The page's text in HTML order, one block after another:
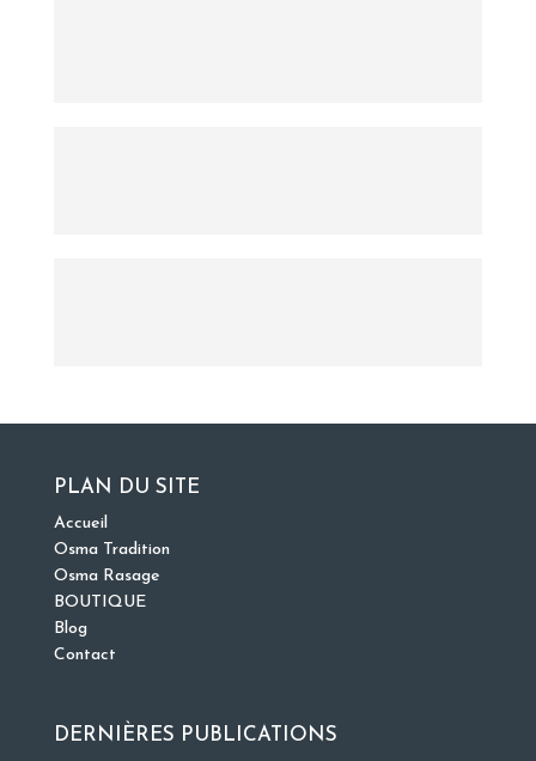
PLAN DU SITE
Accueil
Osma Tradition
Osma Rasage
BOUTIQUE
Blog
Contact
DERNIÈRES PUBLICATIONS